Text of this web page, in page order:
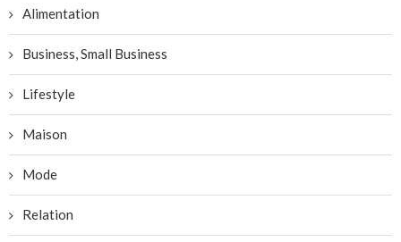
Alimentation
Business, Small Business
Lifestyle
Maison
Mode
Relation